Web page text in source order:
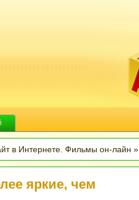
в Интернете. Фильмы он-лайн »
яркие, чем